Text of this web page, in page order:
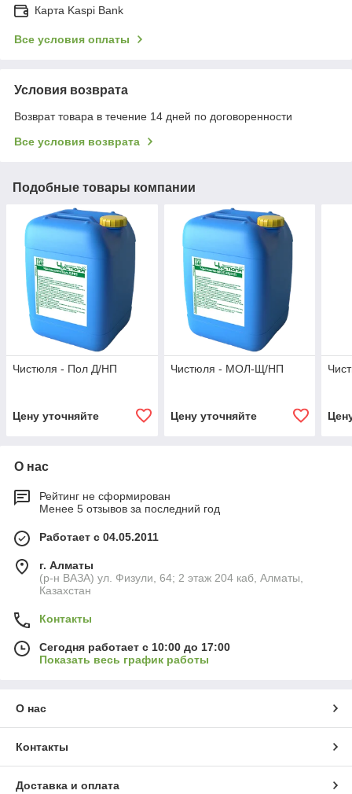
Карта Kaspi Bank
Все условия оплаты
Условия возврата
Возврат товара в течение 14 дней по договоренности
Все условия возврата
Подобные товары компании
Чистюля - Пол Д/НП
Цену уточняйте
Чистюля - МОЛ-Щ/НП
Цену уточняйте
О нас
Рейтинг не сформирован
Менее 5 отзывов за последний год
Работает с 04.05.2011
г. Алматы
(р-н ВАЗА) ул. Физули, 64; 2 этаж 204 каб, Алматы,
Казахстан
Контакты
Сегодня работает с 10:00 до 17:00
Показать весь график работы
О нас
Контакты
Доставка и оплата